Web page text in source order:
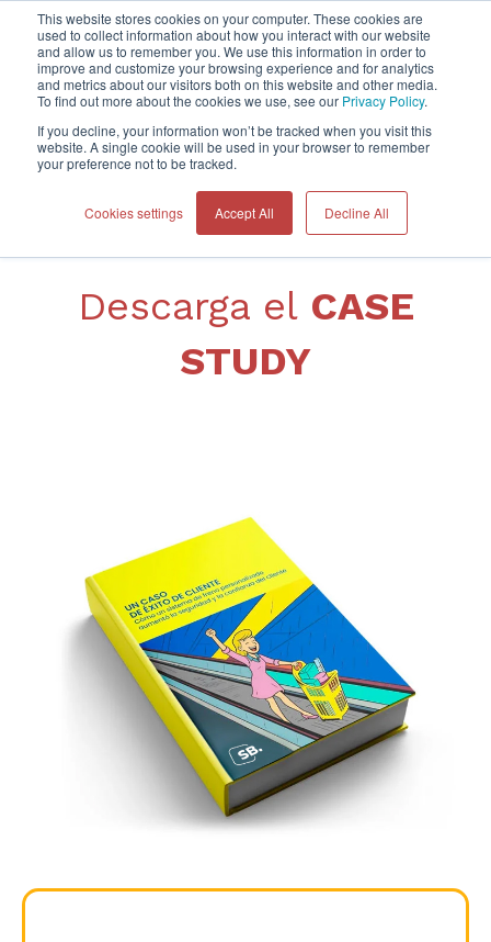
This website stores cookies on your computer. These cookies are
used to collect information about how you interact with our website
and allow us to remember you. We use this information in order to
improve and customize your browsing experience and for analytics
and metrics about our visitors both on this website and other media.
To find out more about the cookies we use, see our Privacy Policy.
If you decline, your information won’t be tracked when you visit this
website. A single cookie will be used in your browser to remember
your preference not to be tracked.
Cookies settings Accept All Decline All
Home
Descarga el CASE
STUDY